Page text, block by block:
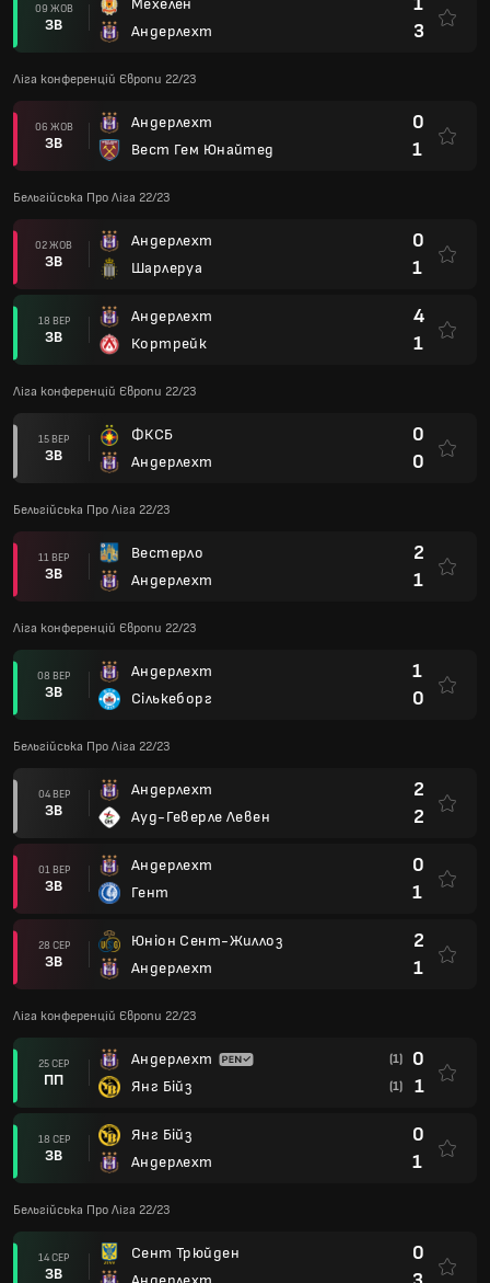
09 ЖОВ
ЗВ
Мехелен
Андерлехт
3
Ліга конференцій Європи 22/23
06 ЖОВ
ЗВ
Андерлехт
Вест Гем Юнайтед
0
1
Бельгійська Про Ліга 22/23
02 ЖОВ
ЗВ
Андерлехт
Шарлеруа
0
1
18 ВЕР
ЗВ
Андерлехт
Кортрейк
4
1
Ліга конференцій Європи 22/23
15 ВЕР
ЗВ
ФКСБ
Андерлехт
0
0
Бельгійська Про Ліга 22/23
11 ВЕР
ЗВ
Вестерло
Андерлехт
2
1
Ліга конференцій Європи 22/23
08 ВЕР
ЗВ
Андерлехт
Сількеборг
1
0
Бельгійська Про Ліга 22/23
04 ВЕР
ЗВ
Андерлехт
Ауд-Геверле Левен
2
2
01 ВЕР
ЗВ
Андерлехт
Гент
0
1
28 СЕР
ЗВ
Юніон Сент-Жиллоз
Андерлехт
2
1
Ліга конференцій Європи 22/23
25 СЕР
ПП
Андерлехт
Янг Бійз
(1) 0
(1) 1
18 СЕР
ЗВ
Янг Бійз
Андерлехт
0
1
Бельгійська Про Ліга 22/23
14 СЕР
ЗВ
Сент Трюйден
0